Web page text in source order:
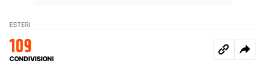
ESTERI
109
CONDIVISIONI